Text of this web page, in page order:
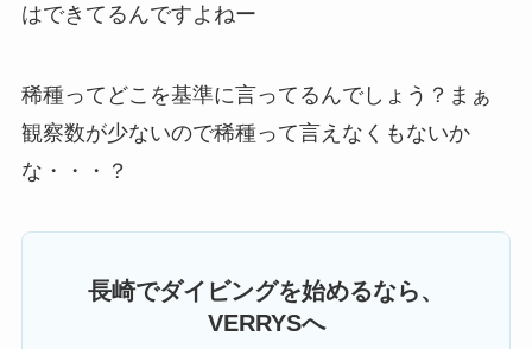
はできてるんですよねー
稀種ってどこを基準に言ってるんでしょう？まぁ
観察数が少ないので稀種って言えなくもないか
な・・・？
長崎でダイビングを始めるなら、
VERRYSへ